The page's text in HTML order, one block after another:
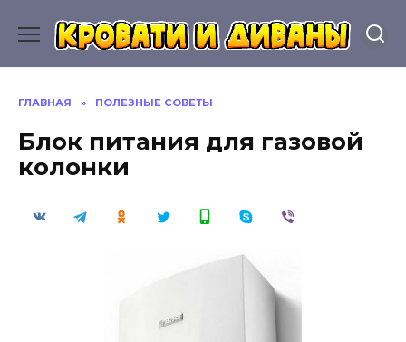
содержанию
ГЛАВНАЯ » ПОЛЕЗНЫЕ СОВЕТЫ
Блок питания для газовой
колонки